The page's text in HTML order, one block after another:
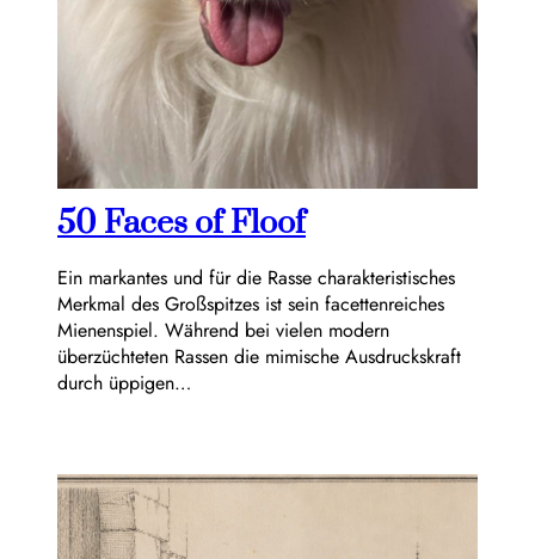
50 Faces of Floof
Ein markantes und für die Rasse charakteristisches
Merkmal des Großspitzes ist sein facettenreiches
Mienenspiel. Während bei vielen modern
überzüchteten Rassen die mimische Ausdruckskraft
durch üppigen…